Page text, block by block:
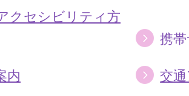
クセシビリティ方
携
内 交